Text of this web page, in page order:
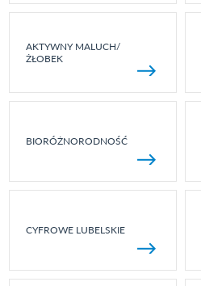
AKTYWNY MALUCH/
ŻŁOBEK
BIORÓŻNORODNOŚĆ
CYFROWE LUBELSKIE